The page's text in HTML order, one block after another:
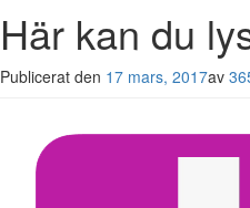
Här kan du
Publicerat den 17 mars, 2017av